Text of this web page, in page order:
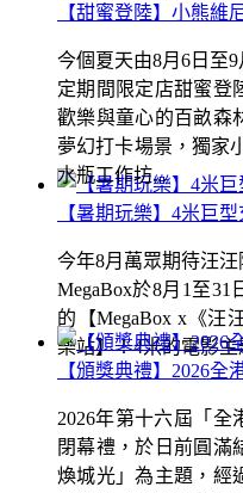
【暑期玩樂】4米巨
今年8月萬眾期待汪汪
MegaBox於8月1至
的【MegaBox x《汪
樂站】！4米的電影主
【甜蜜登陸】小熊維
今個夏天由8月6日至
定期間限定店甜蜜登
歡樂與童心的百畝森
夢幻打卡場景，獨家
水瓶工作坊...
【頒獎典禮】2026全
2026年第十六屆「
閉幕禮，於日前圓滿
煥城光」為主題，經